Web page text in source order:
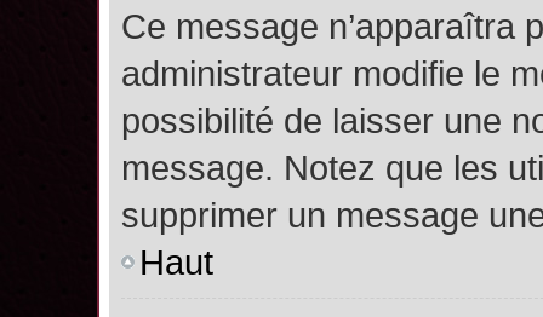
Ce message n’apparaîtra
administrateur modifie le
possibilité de laisser une
message. Notez que les
supprimer un message
Haut